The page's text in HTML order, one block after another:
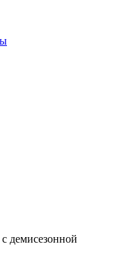
демисезонной